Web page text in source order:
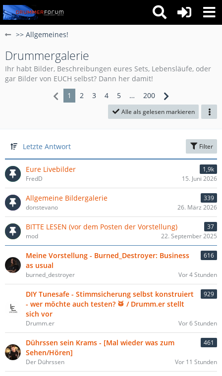
>> Allgemeines!
Drummergalerie
Ihr habt Bilder, Beschreibungen eures Sets, Lebensläufe, oder
gar Bilder von EUCH selbst? Dann her damit!
1
2 3 4 5 … 200
Alle als gelesen markieren
Letzte Antwort Filter
Eure Livebilder
1,9k
FredD
15. Juni 2026
Allgemeine Bildergalerie
339
donstevano
26. März 2026
BITTE LESEN (vor dem Posten der Vorstellung)
37
mod
22. September 2025
Meine Vorstellung - Burned_Destroyer: Business
as usual
616
burned_destroyer Vor 4 Stunden
DIY Tunesafe - Stimmsicherung selbst konstruiert
- wer möchte auch testen? 🥁 / Drumm.er stellt
sich vor
929
Drumm.er Vor 6 Stunden
Dührssen sein Krams - [Mal wieder was zum
Sehen/Hören]
461
Der Dührssen Vor 11 Stunden